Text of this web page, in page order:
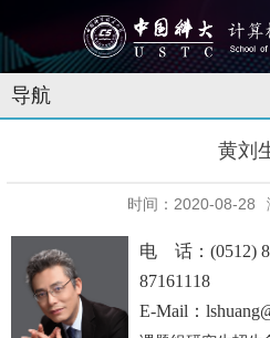
导航
黄刘
时间：2020-08-28
电 话：(0512)
87161118
E-Mail：